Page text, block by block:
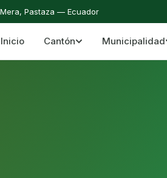
Mera, Pastaza — Ecuador
del Cantón Mera Cantón
Inicio Cantón Municipalidad